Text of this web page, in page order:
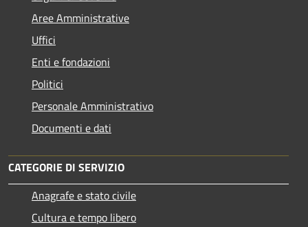
Aree Amministrative
Uffici
Enti e fondazioni
Politici
Personale Amministrativo
Documenti e dati
CATEGORIE DI SERVIZIO
Anagrafe e stato civile
Cultura e tempo libero